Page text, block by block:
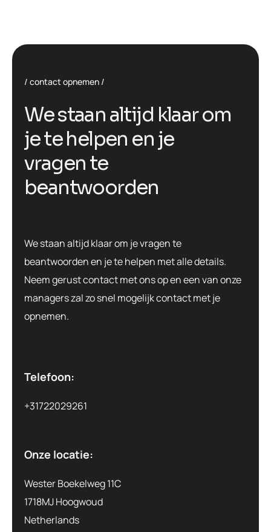
contact opnemen
Westaan altijd klaarom
jetehelpen en je
vragen te
beantwoorden
We staan altijd klaar om je vragen te
beantwoorden en je te helpen met alle details.
Neem gerust contact met ons op en een van onze
managers zal zo snel mogelijk contact met je
opnemen.
Telefoon:
+31722029261
Onze locatie:
Wester Boekelweg 11C
1718MJ Hoogwoud
Netherlands